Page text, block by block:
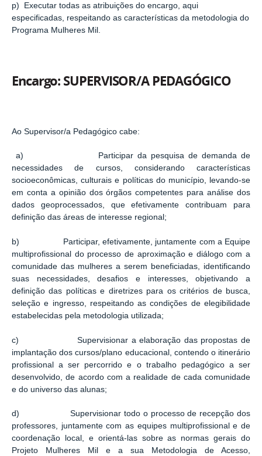
p) Executar todas as atribuições do encargo, aqui
especificadas, respeitando as características da metodologia do
Programa Mulheres Mil.
Encargo: SUPERVISOR/A PEDAGÓGICO
Ao Supervisor/a Pedagógico cabe:
a) Participar da pesquisa de demanda de
necessidades de cursos, considerando características
socioeconômicas, culturais e políticas do município, levando-se
em conta a opinião dos órgãos competentes para análise dos
dados geoprocessados, que efetivamente contribuam para
definição das áreas de interesse regional;
b) Participar, efetivamente, juntamente com a Equipe
multiprofissional do processo de aproximação e diálogo com a
comunidade das mulheres a serem beneficiadas, identificando
suas necessidades, desafios e interesses, objetivando a
definição das políticas e diretrizes para os critérios de busca,
seleção e ingresso, respeitando as condições de elegibilidade
estabelecidas pela metodologia utilizada;
c) Supervisionar a elaboração das propostas de
implantação dos cursos/plano educacional, contendo o itinerário
profissional a ser percorrido e o trabalho pedagógico a ser
desenvolvido, de acordo com a realidade de cada comunidade
e do universo das alunas;
d) Supervisionar todo o processo de recepção dos
professores, juntamente com as equipes multiprofissional e de
coordenação local, e orientá-las sobre as normas gerais do
Projeto Mulheres Mil e a sua Metodologia de Acesso,